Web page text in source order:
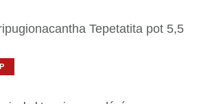
Tepetatita pot 5,5